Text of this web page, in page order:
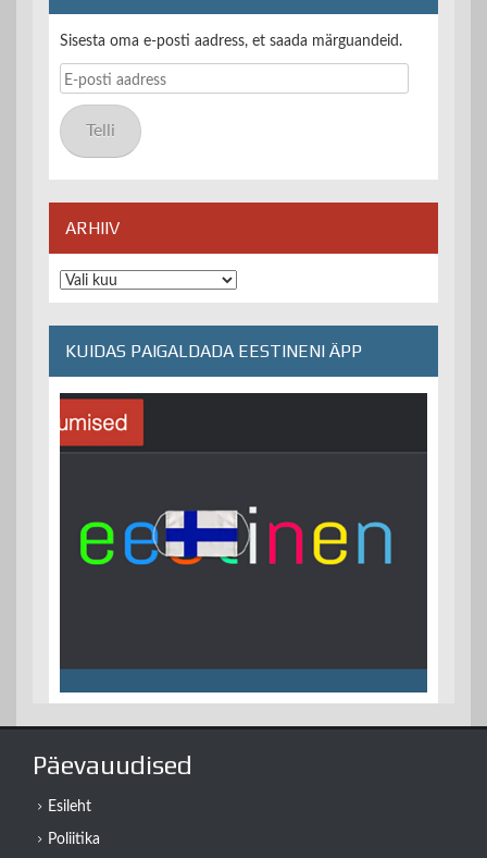
Sisesta oma e-posti aadress, et saada märguandeid.
E-
posti
aadress
Telli
ARHIIV
Arhiiv
KUIDAS PAIGALDADA EESTINENI ÄPP
Päevauudised
Esileht
Poliitika